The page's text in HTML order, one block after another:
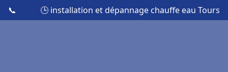
📞 🕒 installation et dépannage chauffe eau Tours